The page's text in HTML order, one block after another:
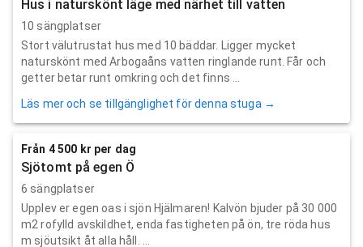
Hus i naturskönt läge med närhet till vatten
10 sängplatser
Stort välutrustat hus med 10 bäddar. Ligger mycket
naturskönt med Arbogaåns vatten ringlande runt. Får och
getter betar runt omkring och det finns ...
Läs mer och se tillgänglighet för denna stuga →
Från 4 500 kr per dag
Sjötomt på egen Ö
6 sängplatser
Upplev er egen oas i sjön Hjälmaren! Kalvön bjuder på 30 000
m2 rofylld avskildhet, enda fastigheten på ön, tre röda hus
m sjöutsikt åt alla håll. ...